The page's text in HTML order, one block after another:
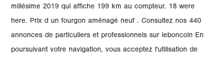
millésime 2019 qui affiche 199 km au compteur. 18 were
here. Prix d un fourgon aménagé neuf . Consultez nos 440
annonces de particuliers et professionnels sur leboncoin En
poursuivant votre navigation, vous acceptez l'utilisation de